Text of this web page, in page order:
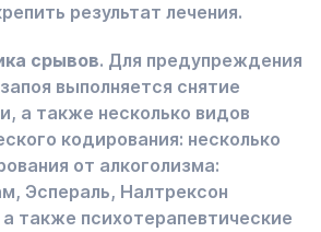
результат лечения.
срывов. Для предупреждения
выполняется снятие
а также несколько видов
кодирования: несколько
от алкоголизма:
Эспераль, Налтрексон
также психотерапевтические